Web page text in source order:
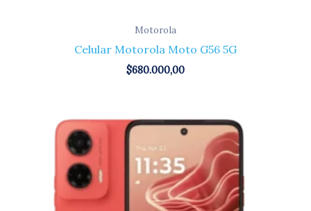
Motorola
Celular Motorola Moto G56 5G
$680.000,00